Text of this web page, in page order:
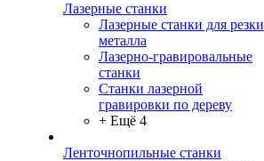
Лазерные станки
Лазерные станки для резки
металла
Лазерно-гравировальные
станки
Станки лазерной
гравировки по дереву
+ Ещё 4
Ленточнопильные станки